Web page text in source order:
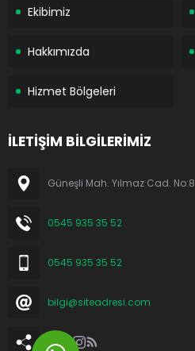
Ekibimiz
Hakkımızda
Hizmet Bölgeleri
İLETİŞİM BİLGİLERİMİZ
Güneşli Mah. Yılmaz Cad. No:8
0545 935 35 52
0545 935 35 52
bilgi@siteadresi.com